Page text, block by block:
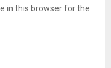
in this browser for the